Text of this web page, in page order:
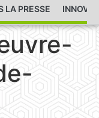
LA PRESSE